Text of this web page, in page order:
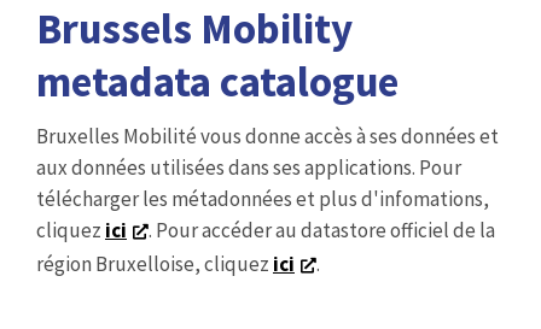
Brussels Mobility
metadata catalogue
Bruxelles Mobilité vous donne accès à ses données et
aux données utilisées dans ses applications. Pour
télécharger les métadonnées et plus d'infomations,
cliquez ici
. Pour accéder au datastore officiel de la
région Bruxelloise, cliquez ici .